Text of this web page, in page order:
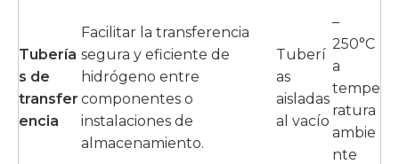
Tubería
s de
transfer
encia
Facilitar la transferencia
segura y eficiente de
hidrógeno entre
componentes o
instalaciones de
almacenamiento.
Tuberí
as
aisladas
al vacío
–
250°C
a
tempe
ratura
ambie
nte